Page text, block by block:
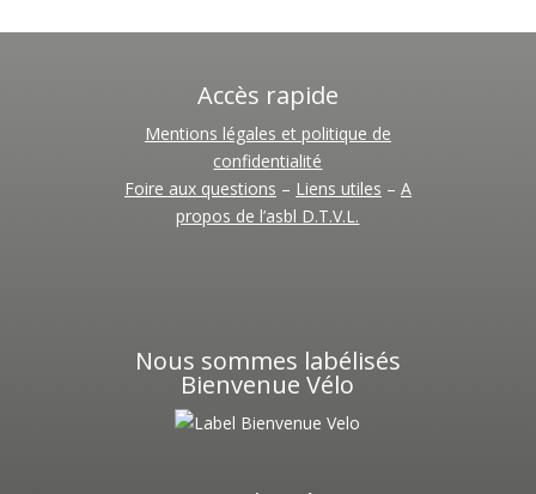
Accès rapide
Mentions légales et politique de
confidentialité
Foire aux questions – Liens utiles – A
propos de l’asbl D.T.V.L.
Nous sommes labélisés
Bienvenue Vélo